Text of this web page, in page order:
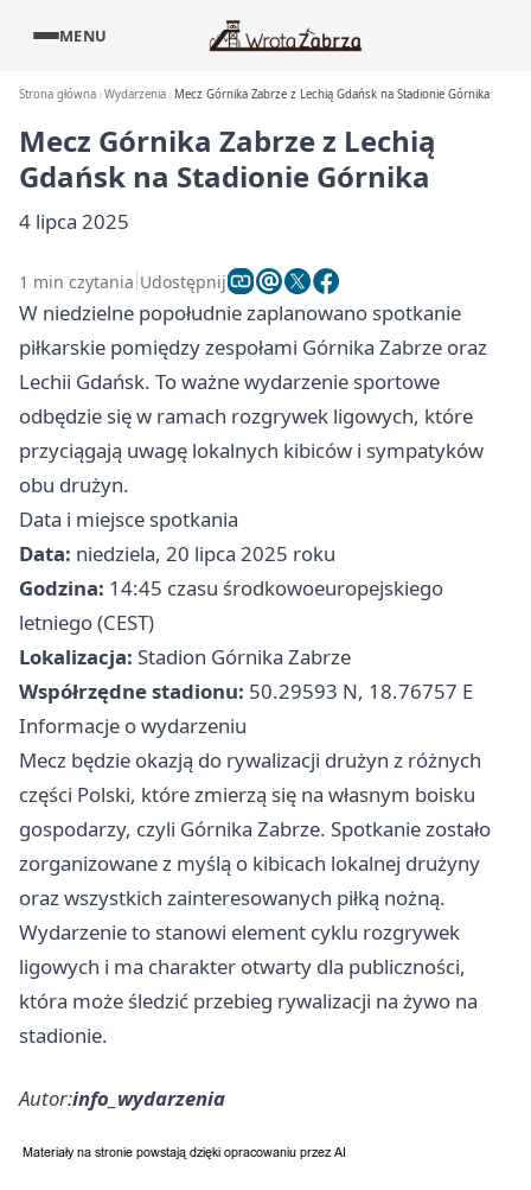
MENU
Strona główna Wydarzenia Mecz Górnika Zabrze z Lechią Gdańsk na Stadionie Górnika
Mecz Górnika Zabrze z Lechią
Gdańsk na Stadionie Górnika
4 lipca 2025
1 min czytania Udostępnij
W niedzielne popołudnie zaplanowano spotkanie
piłkarskie pomiędzy zespołami Górnika Zabrze oraz
Lechii Gdańsk. To ważne wydarzenie sportowe
odbędzie się w ramach rozgrywek ligowych, które
przyciągają uwagę lokalnych kibiców i sympatyków
obu drużyn.
Data i miejsce spotkania
Data: niedziela, 20 lipca 2025 roku
Godzina: 14:45 czasu środkowoeuropejskiego
letniego (CEST)
Lokalizacja: Stadion Górnika Zabrze
Współrzędne stadionu: 50.29593 N, 18.76757 E
Informacje o wydarzeniu
Mecz będzie okazją do rywalizacji drużyn z różnych
części Polski, które zmierzą się na własnym boisku
gospodarzy, czyli Górnika Zabrze. Spotkanie zostało
zorganizowane z myślą o kibicach lokalnej drużyny
oraz wszystkich zainteresowanych piłką nożną.
Wydarzenie to stanowi element cyklu rozgrywek
ligowych i ma charakter otwarty dla publiczności,
która może śledzić przebieg rywalizacji na żywo na
stadionie.
Autor:info_wydarzenia